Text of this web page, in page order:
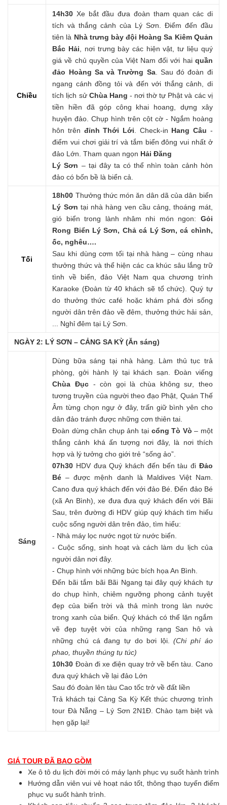
Chiều
14h30Xe bắt đầu đưa đoàn tham quan các di
tích và thắng cảnh của Lý Sơn. Điểm đến đầu
tiên là Nhà trưng bày đội Hoàng Sa Kiêm Quản
Bắc Hải, nơi trưng bày các hiện vật, tư liệu quý
giá về chủ quyền của Việt Nam đối với hai quần
đảo Hoàng Sa và Trường Sa. Sau đó đoàn đi
ngang cánh đồng tỏi và đến với thắng cảnh, di
tích lịch sử Chùa Hang - nơi thờ tự Phật và các vị
tiền hiền đã góp công khai hoang, dựng xây
huyện đảo. Chụp hình trên cột cờ - Ngắm hoàng
hôn trên đỉnh Thới Lới. Check-in Hang Câu -
điểm vui chơi giải trí và tắm biển đông vui nhất ở
đảo Lớn. Tham quan ngọn Hải Đăng
Lý Sơn – tại đây ta có thể nhìn toàn cảnh hòn
đảo có bốn bề là biển cả.
Tối
18h00 Thưởng thức món ăn dân dã của dân biển
Lý Sơn tại nhà hàng ven cầu cảng, thoáng mát,
gió biển trong lành nhâm nhi món ngon: Gỏi
Rong Biển Lý Sơn, Chả cá Lý Sơn, cá chình,
ốc, nghêu….
Sau khi dùng cơm tối tại nhà hàng – cùng nhau
thưởng thức và thể hiện các ca khúc sâu lắng trữ
tình về biển, đảo Việt Nam qua chương trình
Karaoke (Đoàn từ 40 khách sẽ tổ chức). Quý tự
do thưởng thức café hoặc khám phá đời sống
người dân trên đảo về đêm, thưởng thức hải sản,
... Nghỉ đêm tại Lý Sơn.
NGÀY 2: LÝ SƠN – CẢNG SA KỲ (Ăn sáng)
Sáng
Dùng bữa sáng tại nhà hàng. Làm thủ tục trả
phòng, gởi hành lý tại khách sạn. Đoàn viếng
Chùa Đục- còn gọi là chùa không sư, theo
tương truyền của người theo đạo Phật, Quán Thế
Âm từng chọn ngự ở đây, trấn giữ bình yên cho
dân đảo tránh được những cơn thiên tai.
Đoàn dừng chân chụp ảnh tại cổng Tò Vò – một
thắng cảnh khá ấn tượng nơi đây, là nơi thích
hợp và lý tưởng cho giới trẻ “sống ảo”.
07h30 HDV đưa Quý khách đến bến tàu đi Đảo
Bé – được mệnh danh là Maldives Việt Nam.
Cano đưa quý khách đến với đảo Bé. Đến đảo Bé
(xã An Bình), xe đưa đưa quý khách đến với Bãi
Sau, trên đường đi HDV giúp quý khách tìm hiểu
cuộc sống người dân trên đảo, tìm hiểu:
- Nhà máy lọc nước ngọt từ nước biển.
- Cuộc sống, sinh hoạt và cách làm du lịch của
người dân nơi đây.
- Chụp hình với những bức bích họa An Bình.
Đến bãi tắm bãi Bãi Ngang tại đây quý khách tự
do chụp hình, chiêm ngưỡng phong cảnh tuyệt
đẹp của biển trời và thả mình trong làn nước
trong xanh của biển. Quý khách có thể lặn ngắm
vẽ đẹp tuyệt vời của những rạng San hô và
những chú cá đang tự do bơi lội.(Chi phí áo
phao, thuyền thúng tụ túc)
10h30 Đoàn đi xe điện quay trở về bến tàu. Cano
đưa quý khách về lại đảo Lớn
Sau đó đoàn lên tàu Cao tốc trở về đất liền
Trả khách tại Cảng Sa Kỳ Kết thúc chương trình
tour Đà Nẵng – Lý Sơn 2N1Đ. Chào tạm biệt và
hẹn gặp lại!
GIÁ TOUR ĐÃ BAO GỒM
Xe ô tô du lịch đời mới có máy lạnh phục vụ suốt hành trình
Hướng dẫn viên vui vẻ hoạt náo tốt, thông thạo tuyến điểm
phục vụ suốt hành trình.